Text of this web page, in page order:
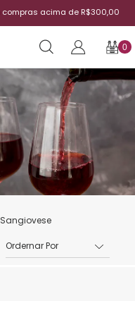
| Aproveite o parcelamento
0
Sangiovese